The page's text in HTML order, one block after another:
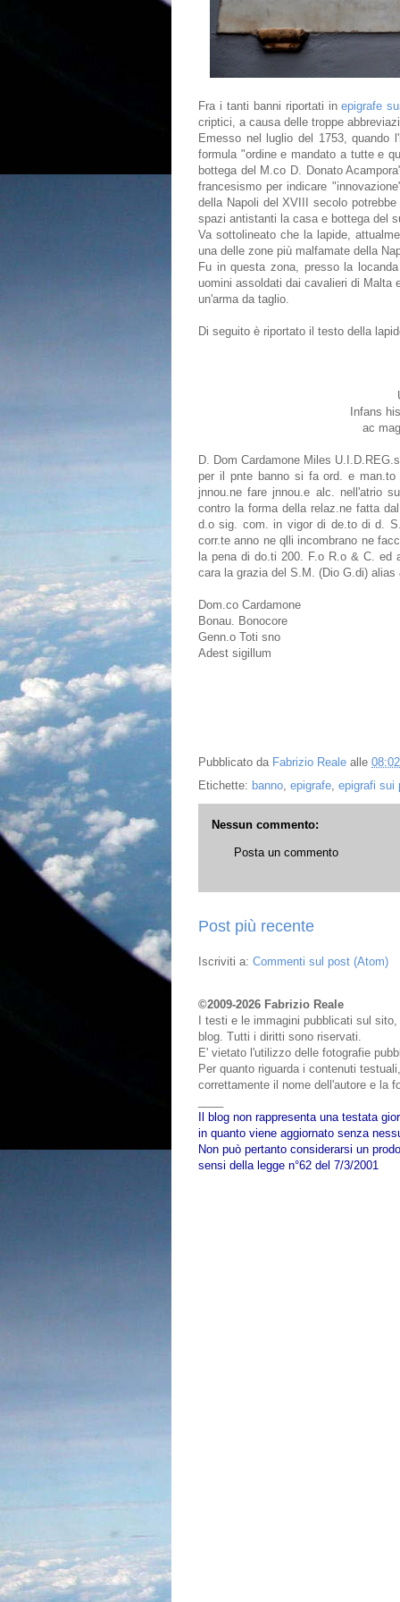
Fra i tanti banni riportati inepigrafe
criptici, a causa delle troppe
Emesso nel luglio del 1753, quando
formula "ordine e mandato a tutte e
bottega del M.co D. Donato
francesismo per indicare
della Napoli del XVIII secolo
spazi antistanti la casa e bottega del
Va sottolineato che la lapide,
una delle zone più malfamate della
Fu in questa zona, presso la
uomini assoldati dai cavalieri di Malta
un'arma da taglio.
Di seguito è riportato il testo della
Infans
ac
D. Dom Cardamone Miles
per il pnte banno si fa ord. e
jnnou.ne fare jnnou.e alc. nell'atrio
contro la forma della relaz.ne fatta
d.o sig. com. in vigor di de.to di d.
corr.te anno ne qlli incombrano ne
la pena di do.ti 200. F.o R.o & C. ed
cara la grazia del S.M. (Dio G.di)
Dom.co Cardamone
Bonau. Bonocore
Genn.o Toti sno
Adest sigillum
Pubblicato da Fabrizio Reale alle
Etichette: banno, epigrafe, epigrafi sui
Nessun commento:
Posta un commento
Post più recente
Iscriviti a: Commenti sul post (Atom)
©2009-2026 Fabrizio Reale
I testi e le immagini pubblicati sul
blog. Tutti i diritti sono riservati.
E' vietato l'utilizzo delle fotografie
Per quanto riguarda i contenuti
correttamente il nome dell'autore e la
Il blog non rappresenta una testata
in quanto viene aggiornato senza
Non può pertanto considerarsi un
sensi della legge n°62 del 7/3/2001